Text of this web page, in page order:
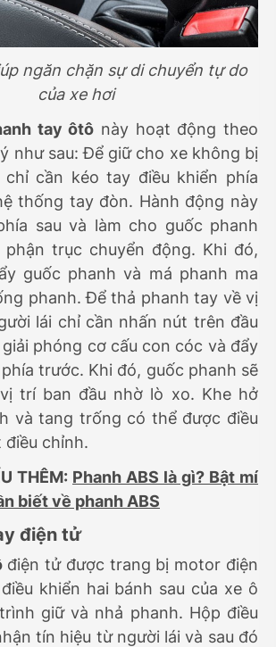
ngăn chặn sự di chuyển tự do
của xe hơi
tay ôtô này hoạt động theo
như sau: Để giữ cho xe không bị
cần kéo tay điều khiển phía
thống tay đòn. Hành động này
sau và làm cho guốc phanh
trục chuyển động. Khi đó,
guốc phanh và má phanh ma
phanh. Để thả phanh tay về vị
lái chỉ cần nhấn nút trên đầu
phóng cơ cấu con cóc và đẩy
trước. Khi đó, guốc phanh sẽ
trí ban đầu nhờ lò xo. Khe hở
và tang trống có thể được điều
chỉnh.
THÊM: Phanh ABS là gì? Bật mí
biết về phanh ABS
điện tử
điện tử được trang bị motor điện
khiển hai bánh sau của xe ô
giữ và nhả phanh. Hộp điều
tín hiệu từ người lái và sau đó